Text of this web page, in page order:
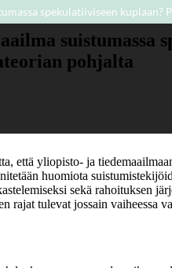
spekulatiiviseen